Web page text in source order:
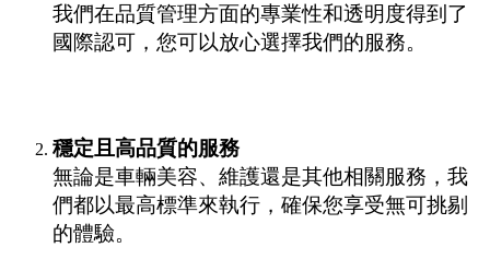
我們在品質管理方面的專業性和透明度得到了
國際認可，您可以放心選擇我們的服務。
穩定且高品質的服務
無論是車輛美容、維護還是其他相關服務，我
們都以最高標準來執行，確保您享受無可挑剔
的體驗。